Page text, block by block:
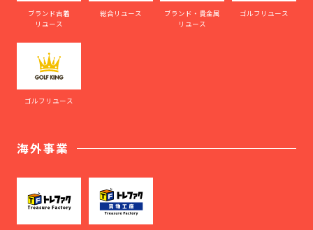
ブランド古着
リユース
総合リユース
ブランド・貴金属
リユース
ゴルフリユース
ゴルフリユース
海外事業